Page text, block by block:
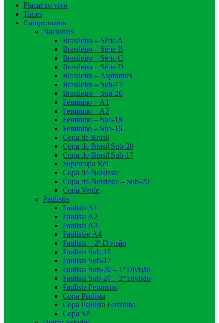
Placar ao vivo
Times
Campeonatos
Nacionais
Brasileiro – Série A
Brasileiro – Série B
Brasileiro – Série C
Brasileiro – Série D
Brasileiro – Aspirantes
Brasileiro – Sub-17
Brasileiro – Sub-20
Feminino – A1
Feminino – A2
Feminino – Sub-18
Feminino – Sub-16
Copa do Brasil
Copa do Brasil Sub-20
Copa do Brasil Sub-17
Supercopa Rei
Copa do Nordeste
Copa do Nordeste – Sub-20
Copa Verde
Paulistas
Paulista A1
Paulista A2
Paulista A3
Paulistão A4
Paulista – 2ª Divisão
Paulista Sub-15
Paulista Sub-17
Paulista Sub-20 – 1ª Divisão
Paulista Sub-20 – 2ª Divisão
Paulista Feminino
Copa Paulista
Copa Paulista Feminina
Copa SP